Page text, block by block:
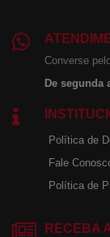
Converse
De segunda
Política de
Fale
Política de
RECEBA